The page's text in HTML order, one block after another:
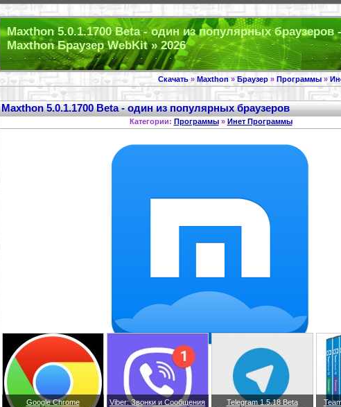
Maxthon 5.0.1.1700 Beta - один из популярных браузеров
Maxthon Браузер WebKit » 2026
Скачать» Maxthon»Браузер» Программы»
Maxthon 5.0.1.1700 Beta - один из популярных браузеров
Категории: Программы» Инет Программы
Google Chrome
Viber: Звонки и Сообщения
Telegram 1.5.18 Beta